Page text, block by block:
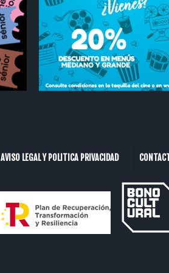
AVISO LEGAL Y POLITICA PRIVACIDAD